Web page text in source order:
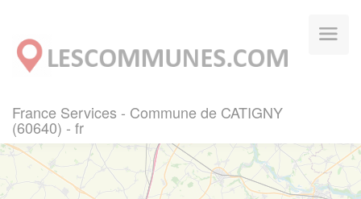
France Services - Commune de CATIGNY
(60640) - fr